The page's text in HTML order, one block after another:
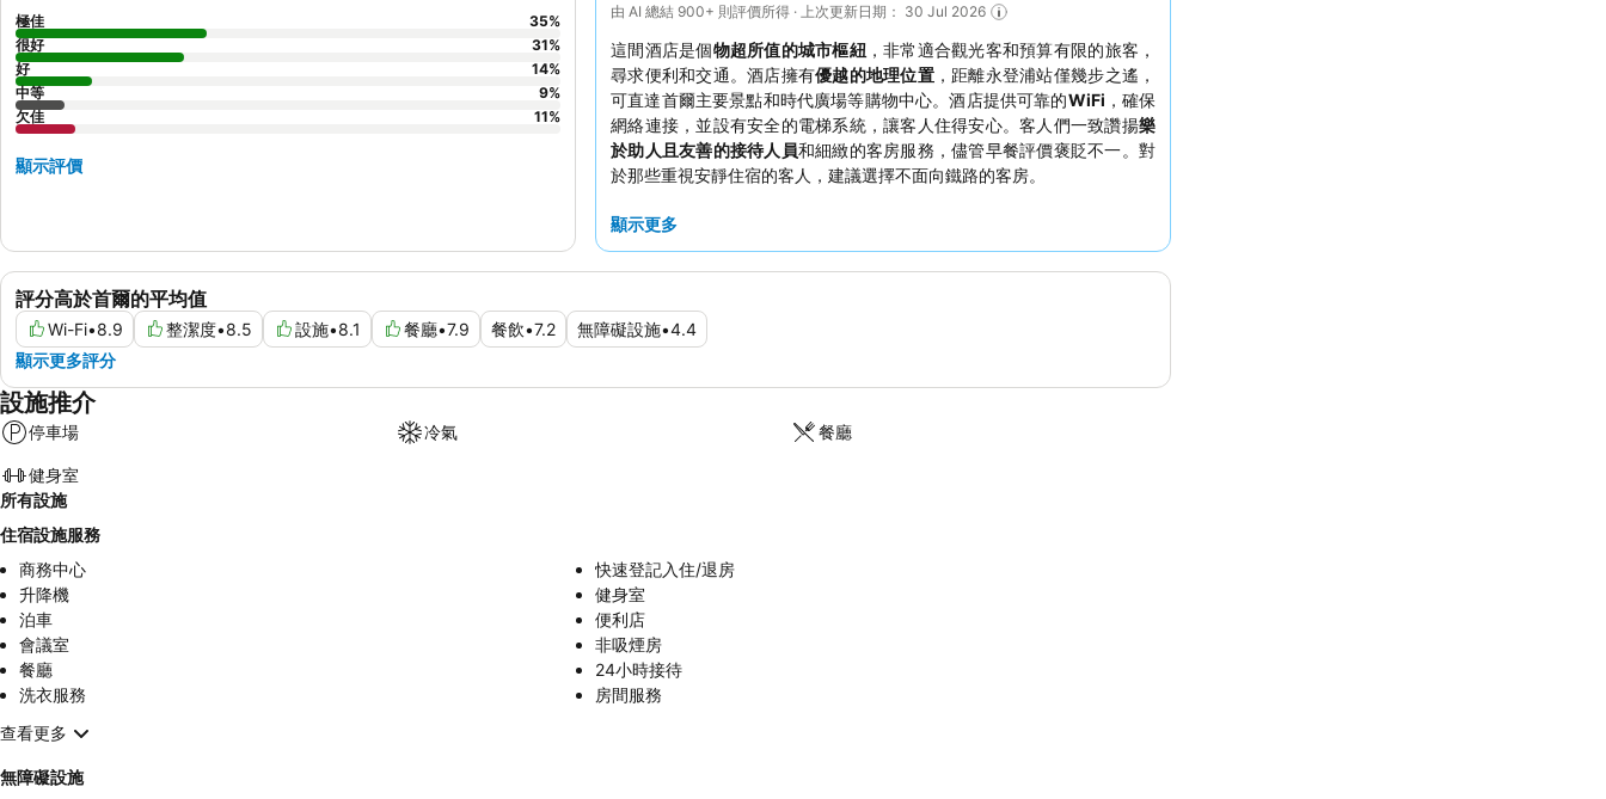
由 AI 總結 900+ 則評價所得 · 上次更新日期： 30 Jul 2026
這間酒店是個物超所值的城市樞紐，非常適合觀光客和預算有限的旅客，
尋求便利和交通。酒店擁有優越的地理位置，距離永登浦站僅幾步之遙，
可直達首爾主要景點和時代廣場等購物中心。酒店提供可靠的WiFi ，確保
網絡連接，並設有安全的電梯系統，讓客人住得安心。客人們一致讚揚樂
於助人且友善的接待人員和細緻的客房服務，儘管早餐評價褒貶不一。對
於那些重視安靜住宿的客人，建議選擇不面向鐵路的客房。
顯示更多
評分高於首爾的平均值
Wi-Fi•8.9 整潔度•8.5 設施•8.1 餐廳•7.9 餐飲•7.2 無障礙設施•4.4
顯示更多評分
極佳 35%
很好
31%
好
14%
中等
9%
欠佳
11%
顯示評價
設施推介
停車場 冷氣 餐廳
健身室
所有設施
住宿設施服務
商務中心
快速登記入住/退房
升降機
健身室
泊車
便利店
會議室
非吸煙房
餐廳
24小時接待
洗衣服務
房間服務
查看更多
無障礙設施